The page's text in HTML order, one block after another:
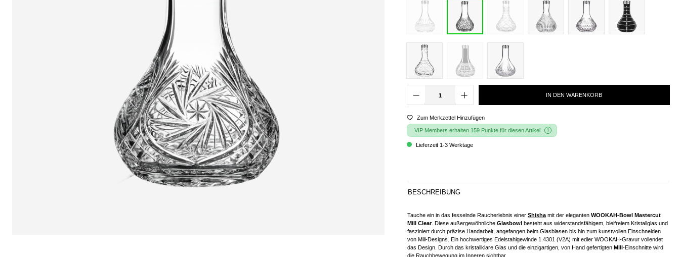
IN DEN WARENKORB
Zum Merkzettel Hinzufügen
VIP Members erhalten 159 Punkte für diesen Artikel
Lieferzeit 1-3 Werktage
BESCHREIBUNG
Tauche ein in das fesselnde Raucherlebnis einer Shisha mit der eleganten WOOKAH-Bowl Mastercut
Mill Clear. Diese außergewöhnliche Glasbowl besteht aus widerstandsfähigem, bleifreiem Kristallglas und
fasziniert durch präzise Handarbeit, angefangen beim Glasblasen bis hin zum kunstvollen Einschneiden
von Mill-Designs. Ein hochwertiges Edelstahlgewinde 1.4301 (V2A) mit edler WOOKAH-Gravur vollendet
das Design. Durch das kristallklare Glas und die einzigartigen, von Hand gefertigten Mill-Einschnitte wird
die Rauchbewegung im Inneren sichtbar.